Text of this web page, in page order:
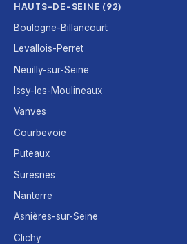
HAUTS-DE-SEINE (92)
Boulogne-Billancourt
Levallois-Perret
Neuilly-sur-Seine
Issy-les-Moulineaux
Vanves
Courbevoie
Puteaux
Suresnes
Nanterre
Asnières-sur-Seine
Clichy